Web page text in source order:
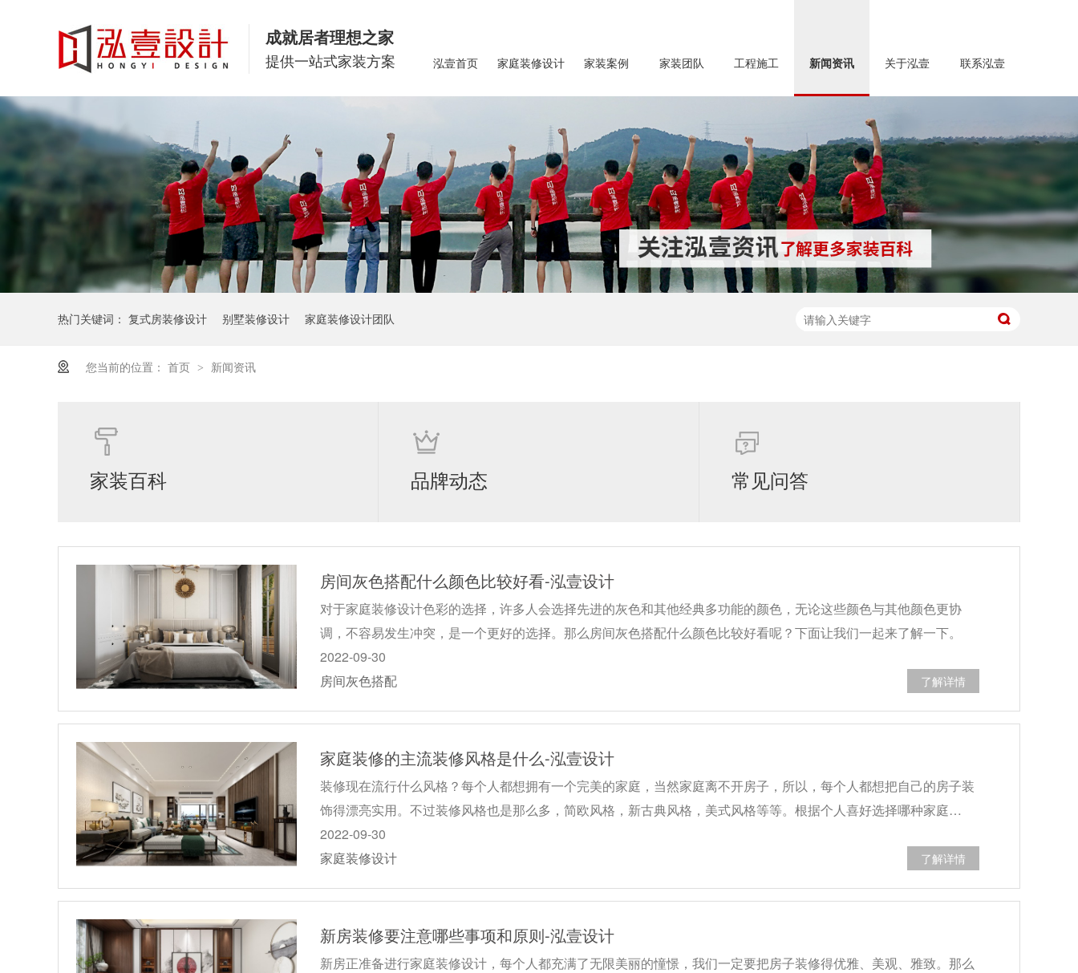
成就居者理想之家
提供一站式家装方案 泓壹首页 家庭装修设计 家装案例 家装团队 工程施工 新闻资讯 关于泓壹 联系泓壹
热门关键词： 复式房装修设计 别墅装修设计 家庭装修设计团队
您当前的位置： 首页 > 新闻资讯
家装百科 品牌动态 常见问答
房间灰色搭配什么颜色比较好看-泓壹设计
对于家庭装修设计色彩的选择，许多人会选择先进的灰色和其他经典多功能的颜色，无论这些颜色与其他颜色更协
调，不容易发生冲突，是一个更好的选择。那么房间灰色搭配什么颜色比较好看呢？下面让我们一起来了解一下。
2022-09-30
房间灰色搭配
了解详情
家庭装修的主流装修风格是什么-泓壹设计
装修现在流行什么风格？每个人都想拥有一个完美的家庭，当然家庭离不开房子，所以，每个人都想把自己的房子装
饰得漂亮实用。不过装修风格也是那么多，简欧风格，新古典风格，美式风格等等。根据个人喜好选择哪种家庭…
2022-09-30
家庭装修设计
了解详情
新房装修要注意哪些事项和原则-泓壹设计
新房正准备进行家庭装修设计，每个人都充满了无限美丽的憧憬，我们一定要把房子装修得优雅、美观、雅致。那么